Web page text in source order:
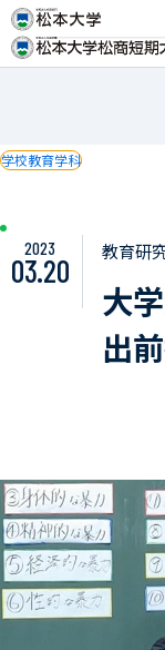
学校教育学科
2023
03.20
教育研
大
出